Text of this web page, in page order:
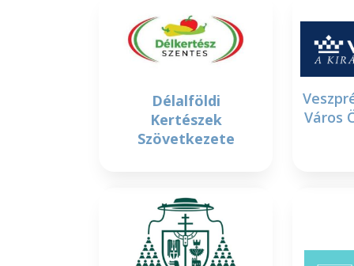
Délalföldi
Kertészek
Szövetkezete
Város